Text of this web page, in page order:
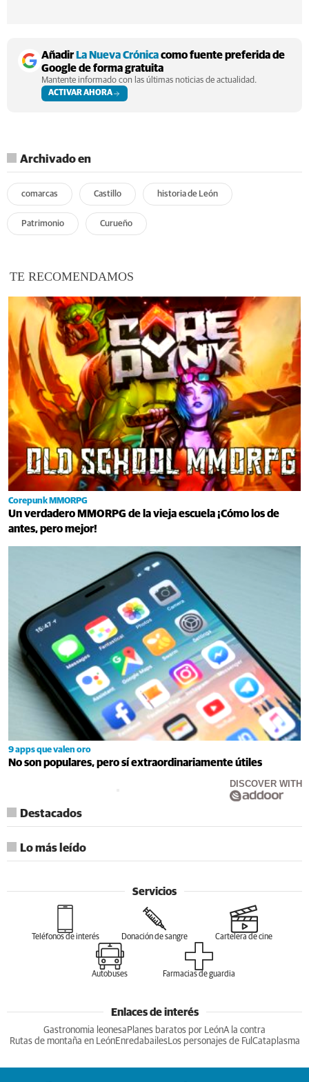
Añadir La Nueva Crónicacomo fuente preferida de
Google de forma gratuita
Mantente informado con las últimas noticias de actualidad.
ACTIVAR AHORA
Archivado en
comarcas Castillo historia de León
Patrimonio Curueño
TE RECOMENDAMOS
Corepunk MMORPG
Un verdadero MMORPG de la vieja escuela ¡Cómo los de
antes, pero mejor!
9 apps que valen oro
No son populares, pero sí extraordinariamente útiles
DISCOVER WITH
Destacados
Lo más leído
Servicios
Teléfonos de interés Donación de sangre Cartelera de cine
Autobuses Farmacias de guardia
Enlaces de interés
Gastronomia leonesa Planes baratos por LeónA la contra
Rutas de montaña en LeónEnredabailesLos personajes de Ful Cataplasma